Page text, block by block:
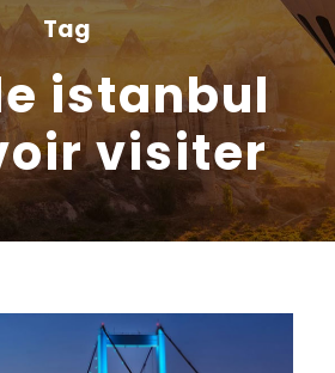
Tag
istanbul
visiter